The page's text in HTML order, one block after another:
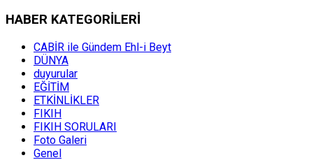
HABER KATEGORİLERİ
CABİR ile Gündem Ehl-i Beyt
DÜNYA
duyurular
EĞİTİM
ETKİNLİKLER
FIKIH
FIKIH SORULARI
Foto Galeri
Genel